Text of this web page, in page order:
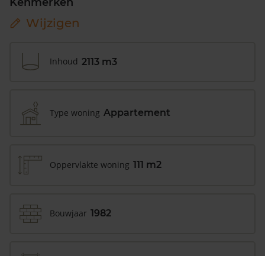
Wijzigen
Inhoud 2113 m3
Type woning Appartement
Oppervlakte woning 111 m2
Bouwjaar 1982